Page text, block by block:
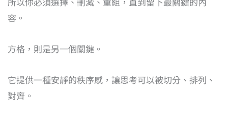
容。
方格，則是另一個關鍵。
它提供一種安靜的秩序感，讓思考可以被切分、排列、
對齊。